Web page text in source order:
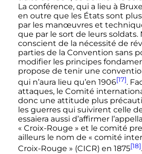
La conférence, qui a lieu à
en outre que les États sont
par les manœuvres et
que par le sort de leurs soldats.
conscient de la nécessité de
parties de la Convention sans
modifier les principes
propose de tenir une
qui n’aura lieu qu’en 1906[17].
attaques, le Comité
donc une attitude plus
les guerres qui suivirent celle
essaiera aussi d’affirmer
« Croix-Rouge » et le comité
ailleurs le nom de « comité
Croix-Rouge » (CICR) en 1875[18].